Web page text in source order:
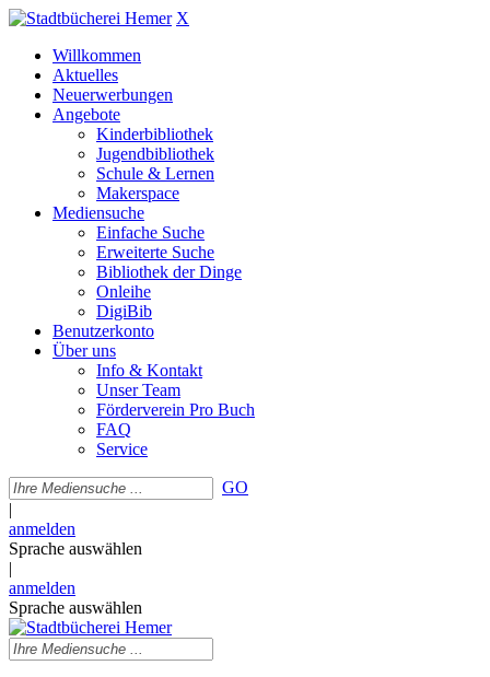
X
Willkommen
Aktuelles
Neuerwerbungen
Angebote
Kinderbibliothek
Jugendbibliothek
Schule & Lernen
Makerspace
Mediensuche
Einfache Suche
Erweiterte Suche
Bibliothek der Dinge
Onleihe
DigiBib
Benutzerkonto
Über uns
Info & Kontakt
Unser Team
Förderverein Pro Buch
FAQ
Service
GO
|
anmelden
Sprache auswählen
|
anmelden
Sprache auswählen